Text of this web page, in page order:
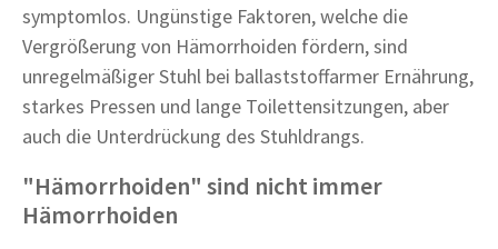
symptomlos. Ungünstige Faktoren, welche die
Vergrößerung von Hämorrhoiden fördern, sind
unregelmäßiger Stuhl bei ballaststoffarmer Ernährung,
starkes Pressen und lange Toilettensitzungen, aber
auch die Unterdrückung des Stuhldrangs.
"Hämorrhoiden" sind nicht immer
Hämorrhoiden